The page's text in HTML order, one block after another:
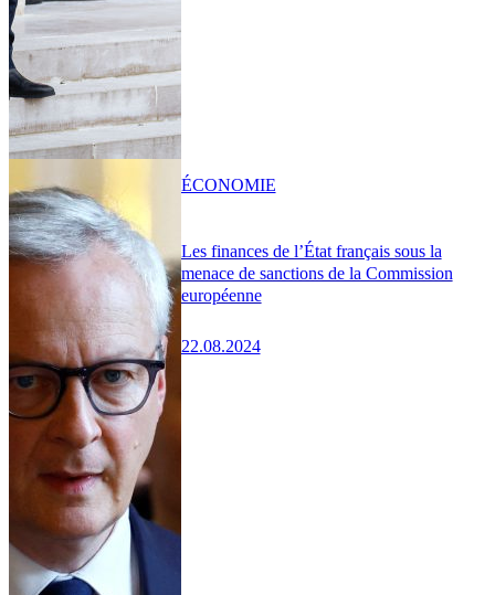
Les finances de l’État français sous la
menace de sanctions de la Commission
européenne
22.08.2024
ÉCONOMIE